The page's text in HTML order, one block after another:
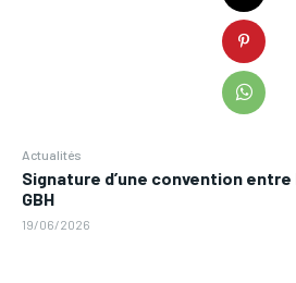
Actualités
Signature d’une convention
GBH
19/06/2026